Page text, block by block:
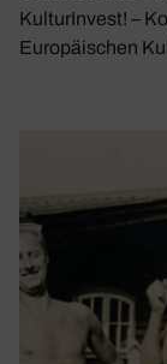
KulturInvest! –
Europäischen